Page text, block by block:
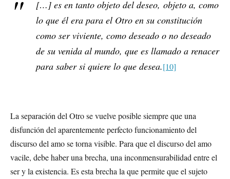
[…] es en tanto objeto del deseo, objeto a, como
lo que él era para el Otro en su constitución
como ser viviente, como deseado o no deseado
de su venida al mundo, que es llamado a renacer
para saber si quiere lo que desea.[10]
La separación del Otro se vuelve posible siempre que una
disfunción del aparentemente perfecto funcionamiento del
discurso del amo se torna visible. Para que el discurso del amo
vacile, debe haber una brecha, una inconmensurabilidad entre el
ser y la existencia. Es esta brecha la que permite que el sujeto